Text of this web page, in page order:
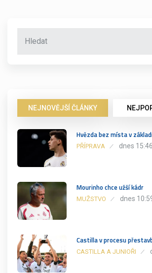
NEJNOVĚJŠÍ ČLÁNKY
Hvězda bez místa v
PŘÍPRAVA dnes 15:46
Mourinho chce užší kádr
MUŽSTVO dnes
Castilla v procesu
CASTILLA A JUNIOŘI